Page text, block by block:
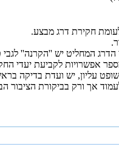
חקירת דרג מבצע.
המחליט יש ''הקרנה''
אפשרויות לקביעת יעדי
עליון, יש ועדת בדיקה
אך ורק בביקורת הציבור